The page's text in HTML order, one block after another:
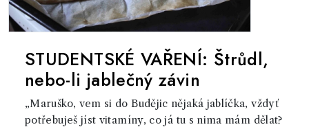
STUDENTSKÉ VAŘENÍ: Štrůdl,
nebo-li jablečný závin
„Maruško, vem si do Budějic nějaká jablíčka, vždyť
potřebuješ jíst vitamíny, co já tu s nima mám dělat?